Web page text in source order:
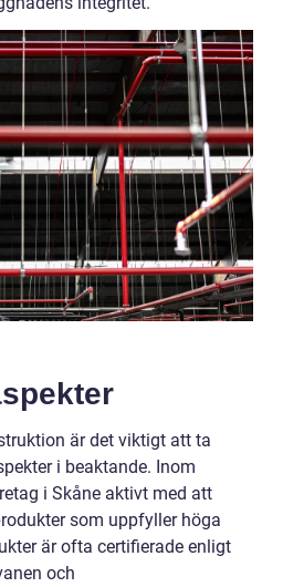
är det viktigt att ta
i beaktande. Inom
i Skåne aktivt med att
som uppfyller höga
är ofta certifierade enligt
och